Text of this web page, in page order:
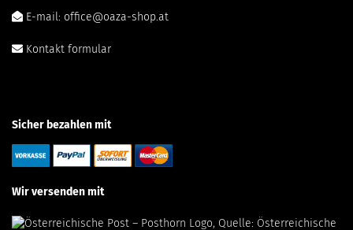
E-mail: office@oaza-shop.at
Kontakt formular
Sicher bezahlen mit
Wir versenden mit